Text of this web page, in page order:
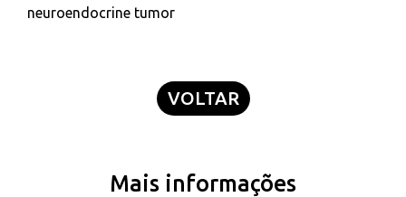
neuroendocrine tumor
VOLTAR
Mais informações